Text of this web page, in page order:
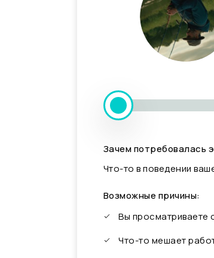
Зачем потребовалась
Что-то в поведении
Возможные причины:
Вы просматриваете
Что-то мешает